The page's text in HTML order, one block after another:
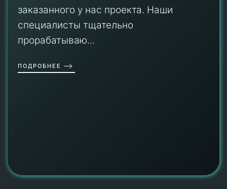
заказанного у нас проекта. Наши
специалисты тщательно
прорабатываю...
ПОДРОБНЕЕ